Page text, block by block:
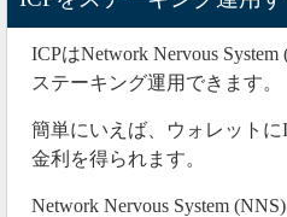
ICPはNetwork Nervous
ステーキング運用できます。
簡単にいえば、ウォレットに
金利を得られます。
Network Nervous System